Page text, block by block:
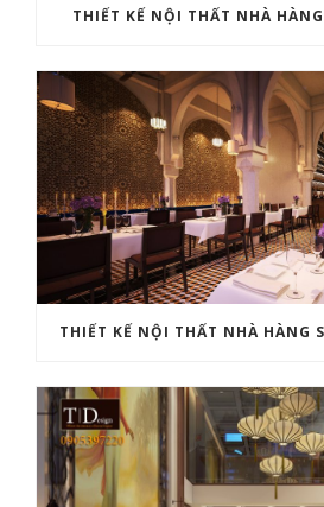
THIẾT KẾ NỘI THẤT NHÀ
THIẾT KẾ NỘI THẤT NHÀ HÀNG